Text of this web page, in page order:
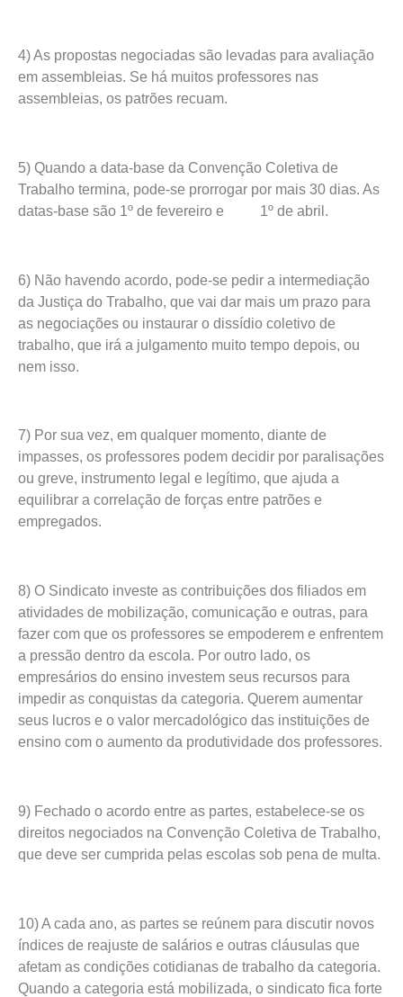
4) As propostas negociadas são levadas para avaliação
em assembleias. Se há muitos professores nas
assembleias, os patrões recuam.
5) Quando a data-base da Convenção Coletiva de
Trabalho termina, pode-se prorrogar por mais 30 dias. As
datas-base são 1º de fevereiro e 1º de abril.
6) Não havendo acordo, pode-se pedir a intermediação
da Justiça do Trabalho, que vai dar mais um prazo para
as negociações ou instaurar o dissídio coletivo de
trabalho, que irá a julgamento muito tempo depois, ou
nem isso.
7) Por sua vez, em qualquer momento, diante de
impasses, os professores podem decidir por paralisações
ou greve, instrumento legal e legítimo, que ajuda a
equilibrar a correlação de forças entre patrões e
empregados.
8) O Sindicato investe as contribuições dos filiados em
atividades de mobilização, comunicação e outras, para
fazer com que os professores se empoderem e enfrentem
a pressão dentro da escola. Por outro lado, os
empresários do ensino investem seus recursos para
impedir as conquistas da categoria. Querem aumentar
seus lucros e o valor mercadológico das instituições de
ensino com o aumento da produtividade dos professores.
9) Fechado o acordo entre as partes, estabelece-se os
direitos negociados na Convenção Coletiva de Trabalho,
que deve ser cumprida pelas escolas sob pena de multa.
10) A cada ano, as partes se reúnem para discutir novos
índices de reajuste de salários e outras cláusulas que
afetam as condições cotidianas de trabalho da categoria.
Quando a categoria está mobilizada, o sindicato fica forte